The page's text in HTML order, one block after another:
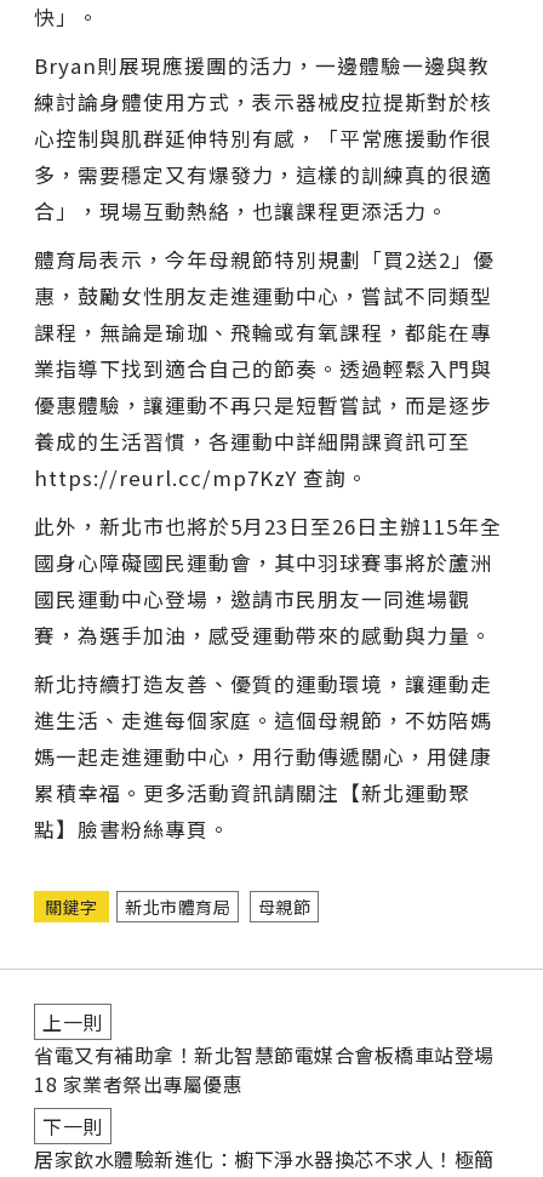
快」。
Bryan則展現應援團的活力，一邊體驗一邊與教
練討論身體使用方式，表示器械皮拉提斯對於核
心控制與肌群延伸特別有感，「平常應援動作很
多，需要穩定又有爆發力，這樣的訓練真的很適
合」，現場互動熱絡，也讓課程更添活力。
體育局表示，今年母親節特別規劃「買2送2」優
惠，鼓勵女性朋友走進運動中心，嘗試不同類型
課程，無論是瑜珈、飛輪或有氧課程，都能在專
業指導下找到適合自己的節奏。透過輕鬆入門與
優惠體驗，讓運動不再只是短暫嘗試，而是逐步
養成的生活習慣，各運動中詳細開課資訊可至
https://reurl.cc/mp7KzY 查詢。
此外，新北市也將於5月23日至26日主辦115年全
國身心障礙國民運動會，其中羽球賽事將於蘆洲
國民運動中心登場，邀請市民朋友一同進場觀
賽，為選手加油，感受運動帶來的感動與力量。
新北持續打造友善、優質的運動環境，讓運動走
進生活、走進每個家庭。這個母親節，不妨陪媽
媽一起走進運動中心，用行動傳遞關心，用健康
累積幸福。更多活動資訊請關注【新北運動聚
點】臉書粉絲專頁。
關鍵字 新北市體育局 母親節
上一則
省電又有補助拿！新北智慧節電媒合會板橋車站登場
18 家業者祭出專屬優惠
下一則
居家飲水體驗新進化：櫥下淨水器換芯不求人！極簡